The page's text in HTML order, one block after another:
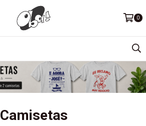
0
Camisetas